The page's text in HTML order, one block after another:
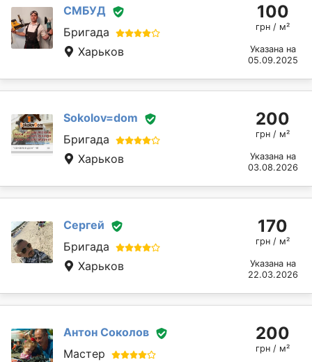
СМБУД
Бригада
Харьков
100
грн / м²
Указана на
05.09.2025
Sokolov=dom
Бригада
Харьков
200
грн / м²
Указана на
03.08.2026
Сергей
Бригада
Харьков
170
грн / м²
Указана на
22.03.2026
Антон Соколов
Мастер
200
грн / м²